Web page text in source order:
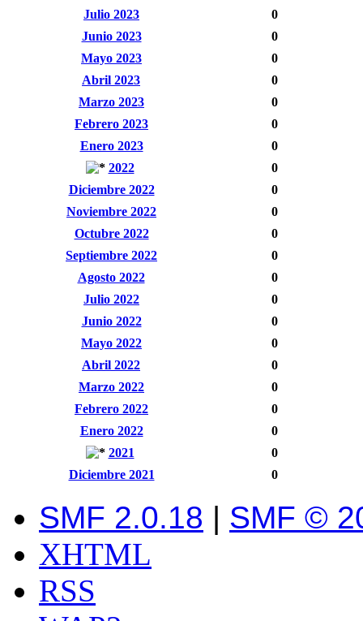
Julio 2023
0
Junio 2023
0
Mayo 2023
0
Abril 2023
0
Marzo 2023
0
Febrero 2023
0
Enero 2023
0
2022
0
Diciembre 2022
0
Noviembre 2022
0
Octubre 2022
0
Septiembre 2022
0
Agosto 2022
0
Julio 2022
0
Junio 2022
0
Mayo 2022
0
Abril 2022
0
Marzo 2022
0
Febrero 2022
0
Enero 2022
0
2021
0
Diciembre 2021
0
SMF 2.0.18 | SMF ©
XHTML
RSS